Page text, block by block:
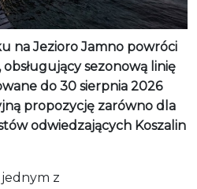
na Jezioro Jamno powróci
sezonową linię
do 30 sierpnia 2026
propozycję zarówno dla
odwiedzających Koszalin
z